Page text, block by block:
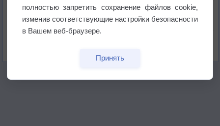
Погода в Екатеринбурге 6 августа
Погода в Краснодаре 6 августа
полностью запретить сохранение файлов cookie,
изменив соответствующие настройки безопасности
в Вашем веб-браузере.
Принять